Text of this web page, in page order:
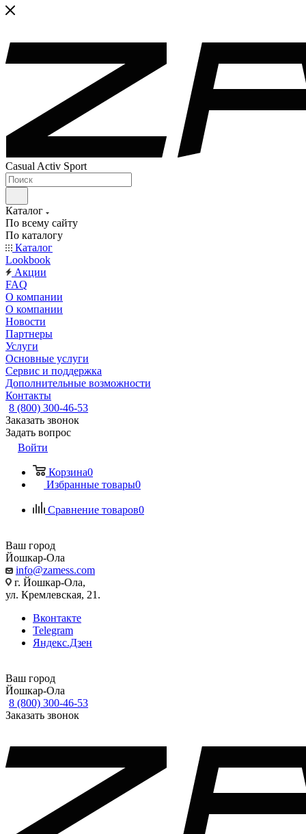
Casual Activ Sport
Каталог
По всему сайту
По каталогу
Каталог
Lookbook
Акции
FAQ
О компании
О компании
Новости
Партнеры
Услуги
Основные услуги
Сервис и поддержка
Дополнительные возможности
Контакты
8 (800) 300-46-53
Заказать звонок
Задать вопрос
Войти
Корзина0
Избранные товары0
Сравнение товаров0
Ваш город
Йошкар-Ола
info@zamess.com
г. Йошкар-Ола,
ул. Кремлевская, 21.
Вконтакте
Telegram
Яндекс.Дзен
Ваш город
Йошкар-Ола
8 (800) 300-46-53
Заказать звонок